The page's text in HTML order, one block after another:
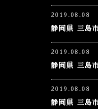
2019.08.08
静岡県 三島
2019.08.08
静岡県 三島
2019.08.08
静岡県 三島